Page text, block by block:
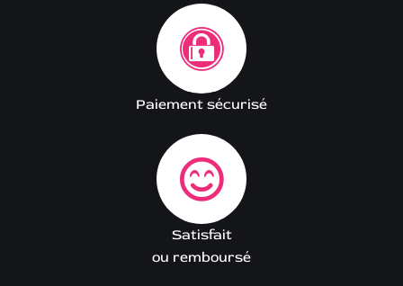
Paiement sécurisé
Satisfait
ou remboursé